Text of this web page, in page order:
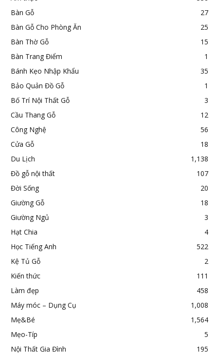
Bàn Gỗ
27
Bàn Gỗ Cho Phòng Ăn
25
Bàn Thờ Gỗ
15
Bàn Trang Điểm
1
Bánh Kẹo Nhập Khẩu
35
Bảo Quản Đồ Gỗ
1
Bố Trí Nội Thất Gỗ
3
Cầu Thang Gỗ
12
Công Nghệ
56
Cửa Gỗ
18
Du Lịch
1,138
Đồ gỗ nội thất
107
Đời Sống
20
Giường Gỗ
18
Giường Ngủ
3
Hạt Chia
4
Học Tiếng Anh
522
Kệ Tủ Gỗ
2
Kiến thức
111
Làm đẹp
458
Máy móc – Dụng Cụ
1,008
Mẹ&Bé
1,564
Mẹo-Típ
5
Nội Thất Gia Đình
195